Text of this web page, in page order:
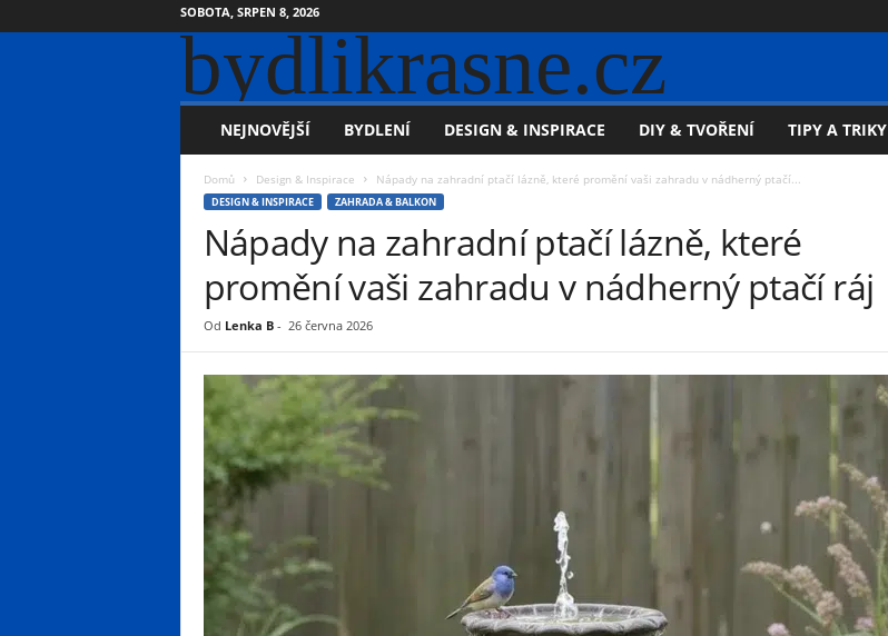
SOBOTA, SRPEN 8, 2026
bydlikrasne.cz
NEJNOVĚJŠÍ BYDLENÍ DESIGN & INSPIRACE DIY & TVOŘENÍ TIPY A TRIKY
Domů Design & Inspirace Nápady na zahradní ptačí lázně, které promění vaši zahradu v nádherný ptačí...
DESIGN & INSPIRACE ZAHRADA & BALKON
Nápady na zahradní ptačí lázně, které
promění vaši zahradu v nádherný ptačí ráj
Od Lenka B- 26 června 2026